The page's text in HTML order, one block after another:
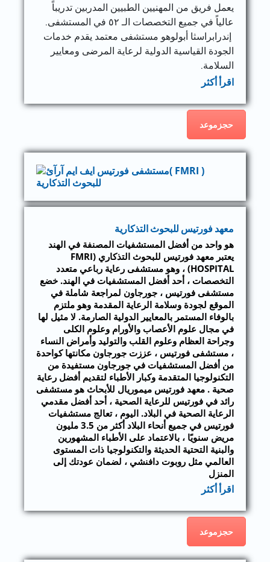
يعمل فريق من المهنيين الطبيين المدربين تدريباً
عالياً في جميع التخصصات الـ ٥٢ في المستشفى.
إندرابراسثا أبولوهو مستشفى معتمد يقدم خدمات
الجودة القياسية الدولية لرعاية المرضى ومعايير
السلامة.
اقرأ أكثر
حجزموعد
معهد فورتيس للبحوث التذكارية
هو واحد من أفضل المستشفيات المصنفة في الهند
يعتبر معهد فورتيس للبحوث التذكاري (FMRI
HOSPITAL) ، وهو مستشفى رعاية رباعي متعدد
التخصصات ، أحد أفضل المستشفيات في الهند. خضع
مستشفى فورتيس ، جورجاون لمراجعة شاملة في
الموقع لجودة وسلامة الرعاية المقدمة وهو ملتزم
بالوفاء المستمر بالمعايير الدولية الصارمة. لا مثيل لها
في مجال علوم الأعصاب والأورام وعلوم الكلى
وجراحة العظام وعلوم القلب والتوليد وأمراض النساء
، مستشفى فورتيس ، عززت جورجاون مكانتها كواحدة
من أفضل المستشفيات في جورجاون مستفيدة من
التكنولوجيا المتقدمة وكبار الأطباء لتقديم أفضل رعاية
صحية . معهد فورتيس ميموريال للأبحاث هو مستشفى
رائد في فورتيس للرعاية الصحية ، أحد أفضل مقدمي
الرعاية الصحية في البلاد. اليوم ، تعالج مستشفيات
فورتيس في جميع أنحاء البلاد أكثر من 3.5 مليون
مريض سنويًا ، بالاعتماد على الأطباء المشهورين
والبنية التحتية الحديثة والتكنولوجيا ذات المستوى
العالمي مثل روبوت دافنشي ، لضمان عودتك إلى
المنزل
اقرأ أكثر
حجزموعد